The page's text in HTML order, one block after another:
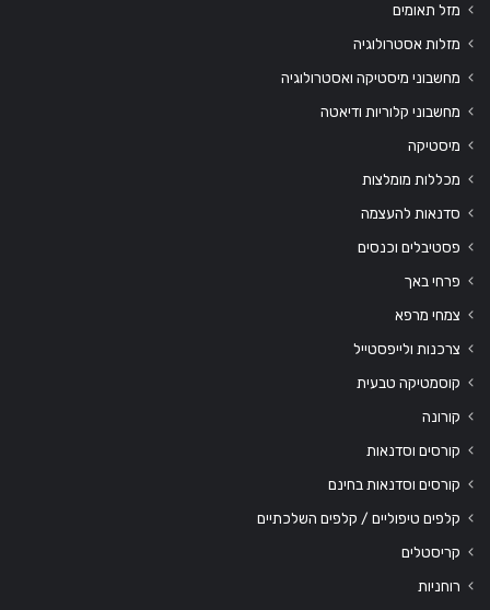
מזל תאומים
מזלות אסטרולוגיה
מחשבוני מיסטיקה ואסטרולוגיה
מחשבוני קלוריות ודיאטה
מיסטיקה
מכללות מומלצות
סדנאות להעצמה
פסטיבלים וכנסים
פרחי באך
צמחי מרפא
צרכנות ולייפסטייל
קוסמטיקה טבעית
קורונה
קורסים וסדנאות
קורסים וסדנאות בחינם
קלפים טיפוליים / קלפים השלכתיים
קריסטלים
רוחניות